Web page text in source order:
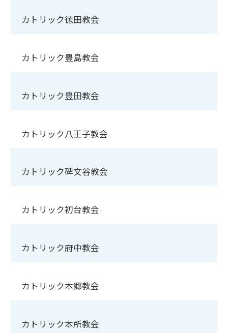
カトリック徳田教会
カトリック豊島教会
カトリック豊田教会
カトリック八王子教会
カトリック碑文谷教会
カトリック初台教会
カトリック府中教会
カトリック本郷教会
カトリック本所教会